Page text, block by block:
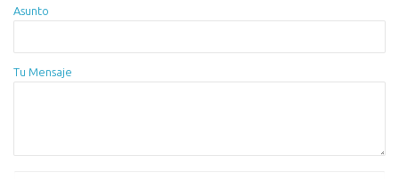
Asunto
Tu Mensaje